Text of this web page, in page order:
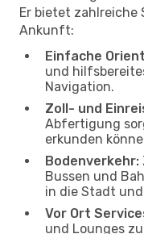
Er bietet zahlreiche
Ankunft:
Einfache
und
Navigation.
Zoll- und
Abfertigung
erkunden
Bodenverkehr:
Bussen und
in die Stadt
Vor Ort
und Lounges